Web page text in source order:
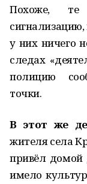
Похоже, те
сигнализацию,
у них ничего
следах
полицию
точки.
В этот же
жителя села
привёл домой
имело